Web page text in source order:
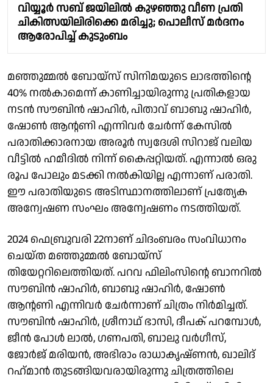
വിയ്യൂർ സബ് ജയിലിൽ കുഴഞ്ഞു വീണ പ്രതി
ചികിത്സയിലിരിക്കെ മരിച്ചു; പൊലീസ് മർദനം
ആരോപിച്ച് കുടുംബം
മഞ്ഞുമ്മൽ ബോയ്സ് സിനിമയുടെ ലാഭത്തിൻ്റെ
40% നൽകാമെന്ന് കാണിച്ചായിരുന്നു പ്രതികളായ
നടൻ സൗബിൻ ഷാഹിർ, പിതാവ് ബാബു ഷാഹിർ,
ഷോൺ ആന്റണി എന്നിവർ ചേർന്ന് കേസിൽ
പരാതിക്കാരനായ അരൂർ സ്വദേശി സിറാജ് വലിയ
വീട്ടിൽ ഹമീദിൽ നിന്ന് കൈപ്പറ്റിയത്. എന്നാൽ ഒരു
രൂപ പോലും മടക്കി നൽകിയില്ല എന്നാണ് പരാതി.
ഈ പരാതിയുടെ അടിസ്ഥാനത്തിലാണ് പ്രത്യേക
അന്വേഷണ സംഘം അന്വേഷണം നടത്തിയത്.
2024 ഫെബ്രുവരി 22നാണ് ചിദംബരം സംവിധാനം
ചെയ്ത മഞ്ഞുമ്മല്‍ ബോയ്സ്
തിയേറ്ററിലെത്തിയത്. പറവ ഫിലിംസിന്റെ ബാനറില്‍
സൗബിന്‍ ഷാഹിര്‍, ബാബു ഷാഹിര്‍, ഷോണ്‍
ആന്റണി എന്നിവര്‍ ചേര്‍ന്നാണ് ചിത്രം നിര്‍മിച്ചത്.
സൗബിന്‍ ഷാഹിര്‍, ശ്രീനാഥ് ഭാസി, ദീപക് പറമ്പോള്‍,
ജീന്‍ പോള്‍ ലാല്‍, ഗണപതി, ബാലു വര്‍ഗീസ്,
ജോര്‍ജ് മരിയന്‍, അഭിരാം രാധാകൃഷ്ണന്‍, ഖാലിദ്
റഹ്‌മാന്‍ തുടങ്ങിയവരായിരുന്നു ചിത്രത്തിലെ